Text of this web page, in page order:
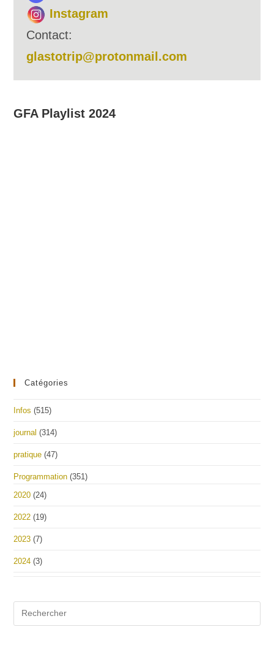
Instagram
Contact:
glastotrip@protonmail.com
GFA Playlist 2024
Catégories
Infos (515)
journal (314)
pratique (47)
Programmation (351)
2020 (24)
2022 (19)
2023 (7)
2024 (3)